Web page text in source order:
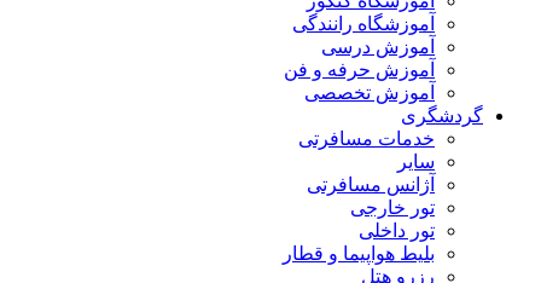
آموزشگاه رانندگی
آموزش درسی
آموزش حرفه و فن
آموزش تخصصی
گردشگری
خدمات مسافرتی
سایر
آژانس مسافرتی
تور خارجی
تور داخلی
بلیط هواپیما و قطار
رزرو هتل